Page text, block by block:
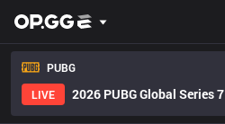
PUBG
LIVE
2026 PUBG Global Series 7